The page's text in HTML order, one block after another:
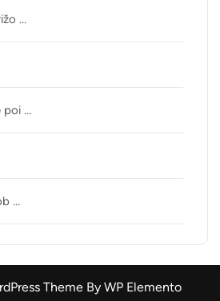
…
poi …
…
Theme By WP Elemento